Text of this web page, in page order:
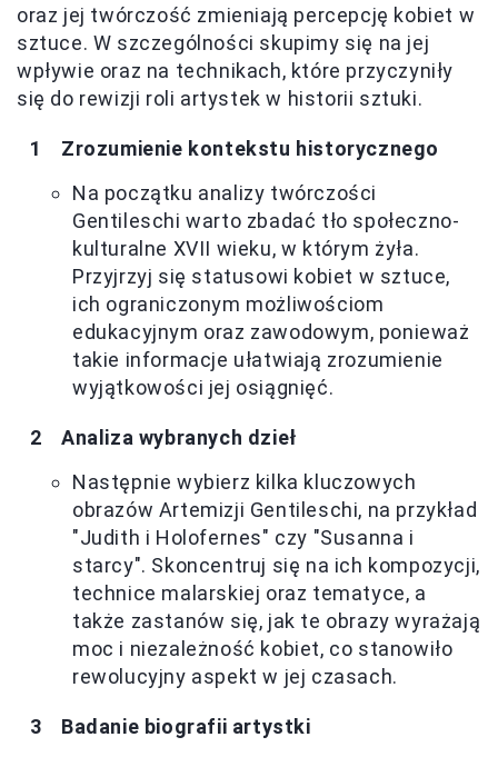
oraz jej twórczość zmieniają percepcję kobiet w
sztuce. W szczególności skupimy się na jej
wpływie oraz na technikach, które przyczyniły
się do rewizji roli artystek w historii sztuki.
Zrozumienie kontekstu historycznego
Na początku analizy twórczości
Gentileschi warto zbadać tło społeczno-
kulturalne XVII wieku, w którym żyła.
Przyjrzyj się statusowi kobiet w sztuce,
ich ograniczonym możliwościom
edukacyjnym oraz zawodowym, ponieważ
takie informacje ułatwiają zrozumienie
wyjątkowości jej osiągnięć.
Analiza wybranych dzieł
Następnie wybierz kilka kluczowych
obrazów Artemizji Gentileschi, na przykład
"Judith i Holofernes" czy "Susanna i
starcy". Skoncentruj się na ich kompozycji,
technice malarskiej oraz tematyce, a
także zastanów się, jak te obrazy wyrażają
moc i niezależność kobiet, co stanowiło
rewolucyjny aspekt w jej czasach.
Badanie biografii artystki